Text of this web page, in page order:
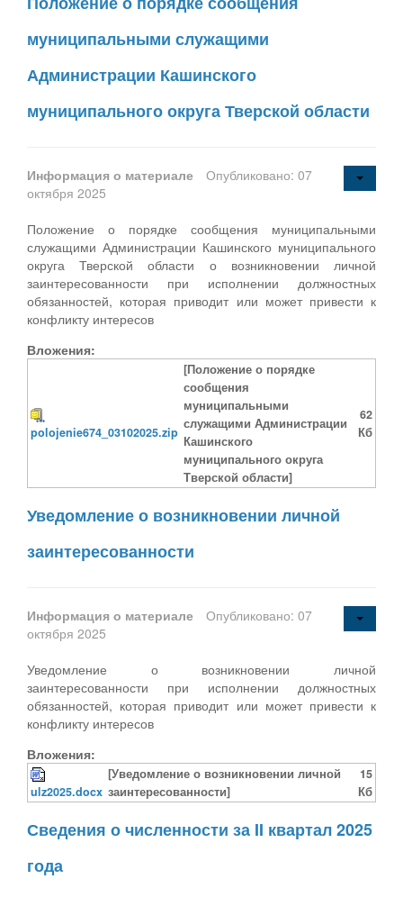
муниципальными служащими
Администрации Кашинского
муниципального округа Тверской области
Информация о материале
Опубликовано: 07
октября 2025
Положение о порядке сообщения муниципальными
служащими Администрации Кашинского муниципального
округа Тверской области о возникновении личной
заинтересованности при исполнении должностных
обязанностей, которая приводит или может привести к
конфликту интересов
Вложения:
polojenie674_03102025.zip
[Положение о порядке
сообщения
муниципальными
служащими Администрации
Кашинского
муниципального округа
Тверской области]
62
Кб
Уведомление о возникновении личной
заинтересованности
Информация о материале
Опубликовано: 07
октября 2025
Уведомление о возникновении личной
заинтересованности при исполнении должностных
обязанностей, которая приводит или может привести к
конфликту интересов
Вложения:
ulz2025.docx
[Уведомление о возникновении личной
заинтересованности]
15
Кб
Сведения о численности за II квартал 2025
года